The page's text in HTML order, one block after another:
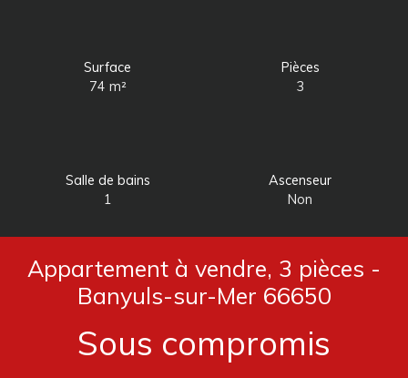
Surface
74 m²
Pièces
3
Salle de bains
1
Ascenseur
Non
Appartement à vendre, 3 pièces -
Banyuls-sur-Mer 66650
Sous compromis